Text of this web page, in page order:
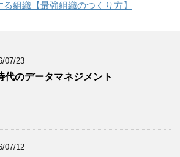
組織【最強組織のつくり方】
07/23
代のデータマネジメント
07/12